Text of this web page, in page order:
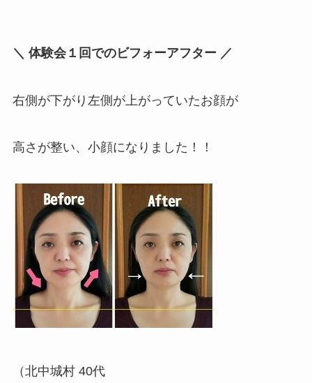
＼ 体験会１回でのビフォーアフター ／
右側が下がり左側が上がっていたお顔が
高さが整い、小顔になりました！！
（北中城村 40代